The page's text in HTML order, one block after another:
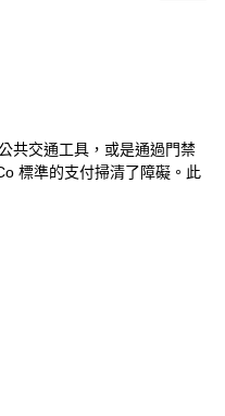
共交通工具，或是通過門禁
標準的支付掃清了障礙。此